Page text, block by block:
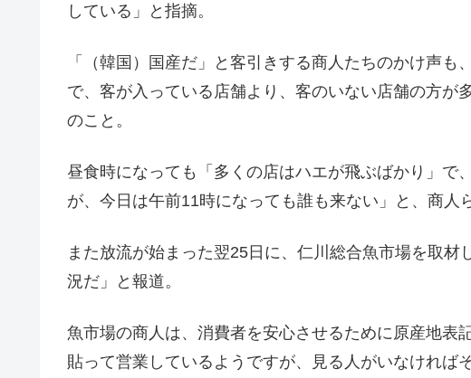
している」と指摘。
「（韓国）国産だ」と客引きする商人たちのかけ声も
で、客が入っている店舗より、客のいない店舗の方が
のこと。
昼食時になっても「多くの店はハエが飛ぶばかり」で
が、今日は午前11時になっても誰も来ない」と、商人
また放流が始まった翌25日に、仁川総合魚市場を取
況だ」と報道。
魚市場の商人は、消費者を安心させるために原産地表
貼って営業しているようですが、見る人がいなければ